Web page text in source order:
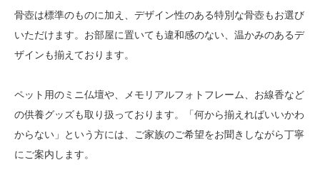
骨壺は標準のものに加え、デザイン性のある特別な骨壺もお選び
いただけます。お部屋に置いても違和感のない、温かみのあるデ
ザインも揃えております。
ペット用のミニ仏壇や、メモリアルフォトフレーム、お線香など
の供養グッズも取り扱っております。「何から揃えればいいかわ
からない」という方には、ご家族のご希望をお聞きしながら丁寧
にご案内します。